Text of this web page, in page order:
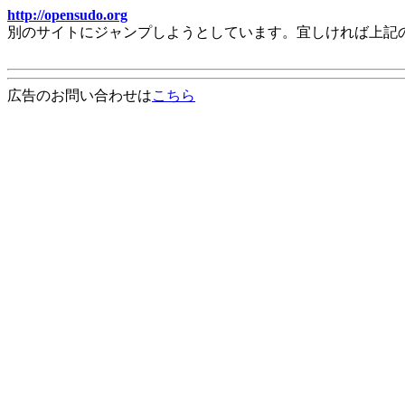
http://opensudo.org
別のサイトにジャンプしようとしています。宜しければ上
広告のお問い合わせはこちら